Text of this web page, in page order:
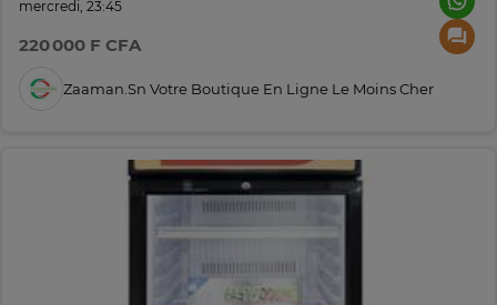
mercredi, 23:45
220 000 F CFA
Zaaman.sn Votre Boutique En Ligne Le Moins Cher